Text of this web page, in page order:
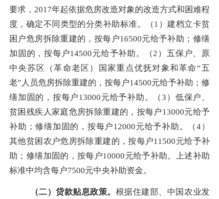
要求， 2017年起依据危房改造对象的改造方式和困难程
度，确定不同类型的分类补助标准。（1 ）建档立卡贫
困户危房拆除重建的，按每户16500元给予补助；修缮
加固的，按每户14500元给予补助。（2 ）五保户、原
中央苏区（革命老区）国家重点优抚对象和革命“五
老”人员危房拆除重建的，按每户14500元给予补助；修
缮加固的，按每户13000元给予补助。（3 ）低保户、
贫困残疾人家庭危房拆除重建的，按每户13000元给予
补助；修缮加固的，按每户12000元给予补助。（4）
其他贫困农户危房拆除重建的，按每户11500元给予补
助；修缮加固的，按每户10000元给予补助。上述补助
标准中均含每户7500元中央补助资金。
（二）贷款贴息政策。 根据住建部、中国农业发